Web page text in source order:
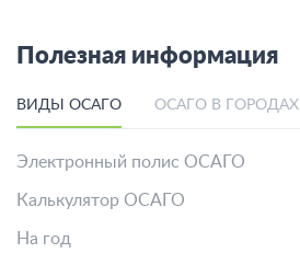
Полезная информация
ВИДЫ ОСАГО ОСАГО В ГОРОДАХ
Электронный полис ОСАГО
Калькулятор ОСАГО
На год